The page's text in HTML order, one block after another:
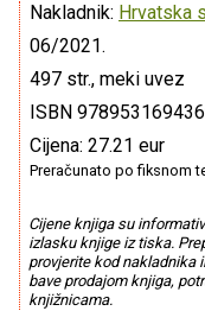
Nakladnik: Hrvatska
06/2021.
497 str., meki uvez
ISBN
Cijena: 27.21 eur
Preračunato po fiksnom
Cijene knjiga su
izlasku knjige iz tiska.
provjerite kod nakladnika
bave prodajom knjiga,
knjižnicama.